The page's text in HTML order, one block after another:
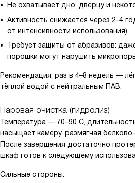
Не охватывает дно, дверцу и
Активность снижается через 2–4
от интенсивности использования).
Требует защиты от абразивов:
порошки могут нарушить
Рекомендация: раз в 4–8 недель —
тёплой водой с нейтральным ПАВ.
Паровая очистка (гидролиз)
Температура — 70–90 C,
насыщает камеру, размягчая
После завершения достаточно
шкаф готов к следующему
Сильные стороны: